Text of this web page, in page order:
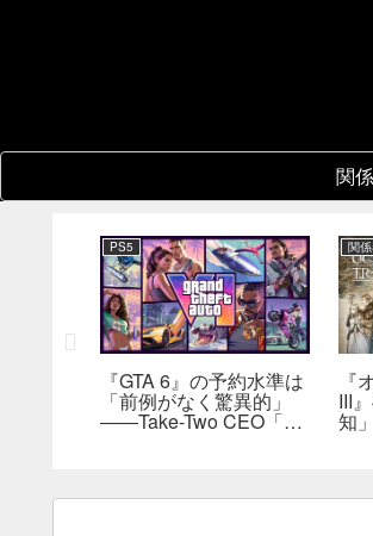
関
PS5
『GTA 6』の予約水準は
「前例がなく驚異的」
――Take-Two CEO「販
関
『
III
知